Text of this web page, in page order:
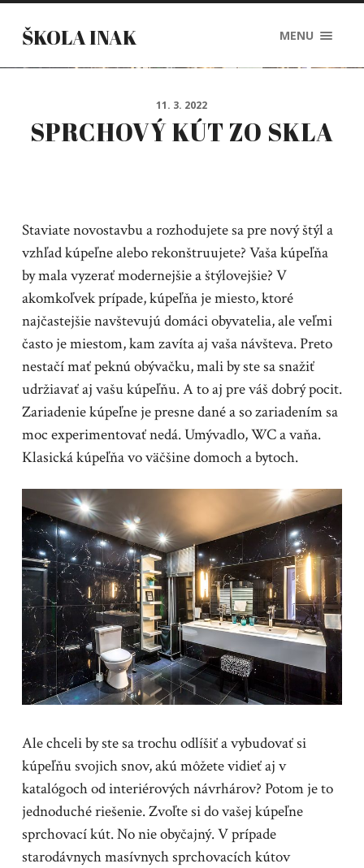
ŠKOLA INAK MENU
11. 3. 2022
SPRCHOVÝ KÚT ZO SKLA
Staviate novostavbu a rozhodujete sa pre nový štýl a
vzhľad kúpeľne alebo rekonštruujete? Vaša kúpeľňa
by mala vyzerať modernejšie a štýlovejšie? V
akomkoľvek prípade, kúpeľňa je miesto, ktoré
najčastejšie navštevujú domáci obyvatelia, ale veľmi
často je miestom, kam zavíta aj vaša návšteva. Preto
nestačí mať peknú obývačku, mali by ste sa snažiť
udržiavať aj vašu kúpeľňu. A to aj pre váš dobrý pocit.
Zariadenie kúpeľne je presne dané a so zariadením sa
moc experimentovať nedá. Umývadlo, WC a vaňa.
Klasická kúpeľňa vo väčšine domoch a bytoch.
Ale chceli by ste sa trochu odlíšiť a vybudovať si
kúpeľňu svojich snov, akú môžete vidieť aj v
katalógoch od interiérových návrhárov? Potom je to
jednoduché riešenie. Zvoľte si do vašej kúpeľne
sprchovací kút. No nie obyčajný. V prípade
starodávnych masívnych sprchovacích kútov